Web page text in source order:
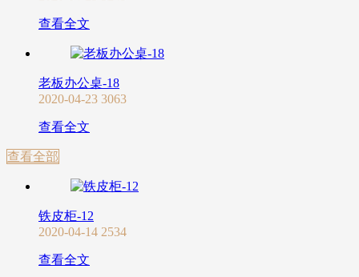
查看全文
老板办公桌-18
2020-04-23 3063
查看全文
查看全部
铁皮柜-12
2020-04-14 2534
查看全文